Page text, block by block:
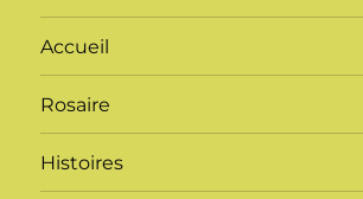
Accueil
Rosaire
Histoires